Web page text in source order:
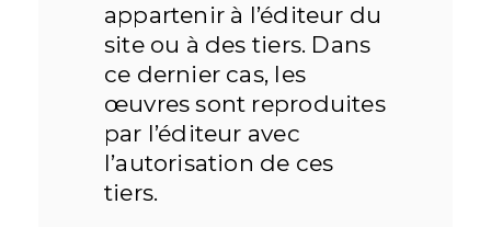
appartenir à l’éditeur du
site ou à des tiers. Dans
ce dernier cas, les
œuvres sont reproduites
par l’éditeur avec
l’autorisation de ces
tiers.